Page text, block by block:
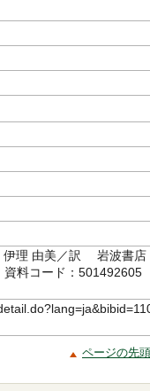
], 伊理 由美／訳 岩波書
料コード：501492605
ページの先